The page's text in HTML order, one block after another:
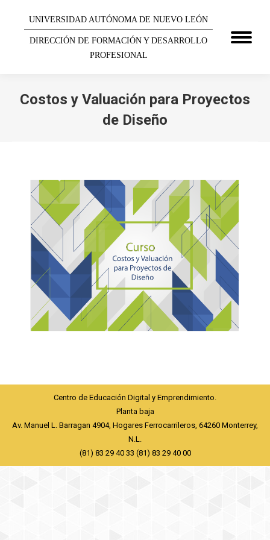
UNIVERSIDAD AUTÓNOMA DE NUEVO LEÓN
DIRECCIÓN DE FORMACIÓN Y DESARROLLO
PROFESIONAL
Costos y Valuación para Proyectos
de Diseño
Centro de Educación Digital y Emprendimiento.
Planta baja
Av. Manuel L. Barragan 4904, Hogares Ferrocarrileros, 64260 Monterrey,
N.L.
(81) 83 29 40 33 (81) 83 29 40 00